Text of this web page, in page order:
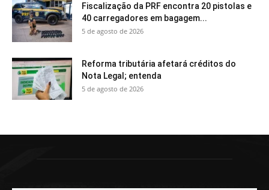
Fiscalização da PRF encontra 20 pistolas e
40 carregadores em bagagem...
5 de agosto de 2026
Reforma tributária afetará créditos do
Nota Legal; entenda
5 de agosto de 2026